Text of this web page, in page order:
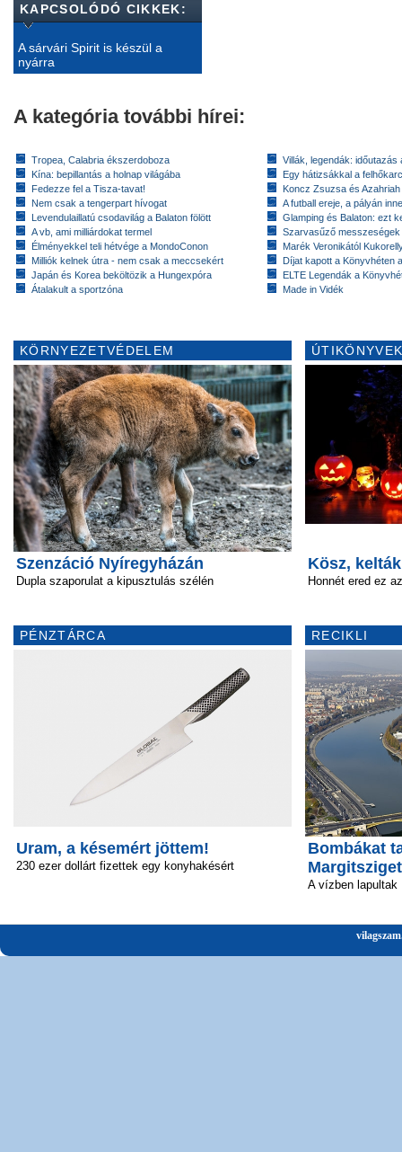
KAPCSOLÓDÓ CIKKEK:
A sárvári Spirit is készül a
nyárra
A kategória további hírei:
Tropea, Calabria ékszerdoboza
Kína: bepillantás a holnap világába
Fedezze fel a Tisza-tavat!
Nem csak a tengerpart hívogat
Levendulaillatú csodavilág a Balaton fölött
A vb, ami milliárdokat termel
Élményekkel teli hétvége a MondoConon
Milliók kelnek útra - nem csak a meccsekért
Japán és Korea beköltözik a Hungexpóra
Átalakult a sportzóna
Villák, legendák: időutazás
Egy hátizsákkal a
Koncz Zsuzsa és
A futball ereje, a pályán
Glamping és Balaton: ezt
Szarvasűző messzeségek
Marék Veronikától
Díjat kapott a Könyvhéten
ELTE Legendák a
Made in Vidék
KÖRNYEZETVÉDELEM
Szenzáció Nyíregyházán
Dupla szaporulat a kipusztulás szélén
PÉNZTÁRCA
Uram, a késemért jöttem!
230 ezer dollárt fizettek egy konyhakésért
Kösz,
Honnét ered ez
RECIKLI
Bombákat
A vízben lapultak